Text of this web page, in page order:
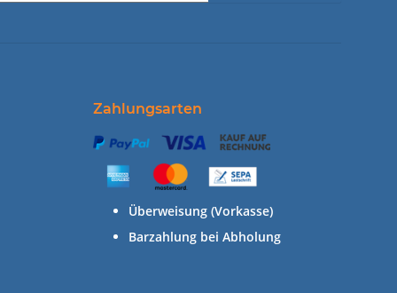
Zahlungsarten
Überweisung (Vorkasse)
Barzahlung bei Abholung